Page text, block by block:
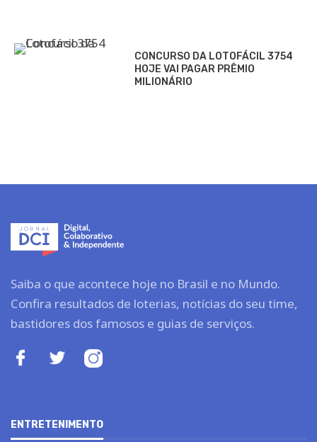
CONCURSO DA LOTOFÁCIL 3754
HOJE VAI PAGAR PRÊMIO
MILIONÁRIO
Saiba o que acontece hoje no Brasil e no Mundo.
Confira resultados de loterias, notícias do seu time,
bastidores dos famosos e guias de serviços.
ENTRETENIMENTO